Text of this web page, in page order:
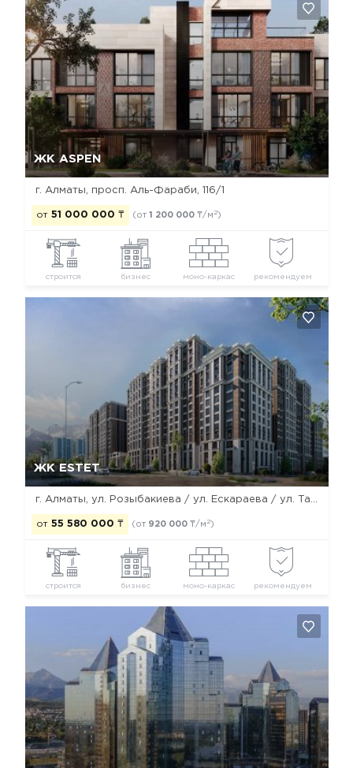
ЖК ASPEN
г. Алматы, просп. Аль-Фараби, 116/1
от 51 000 000 ₸ (от 1 200 000 ₸/м 2)
строится бизнес моно-каркас рекомендуем
Отмена
ЖК ESTET
г. Алматы, ул. Розыбакиева / ул. Ескараева / ул. Тажибаевой
от 55 580 000 ₸ (от 920 000 ₸/м 2)
строится бизнес моно-каркас рекомендуем
Да, удалить Отмена
Да, удалить Отмена